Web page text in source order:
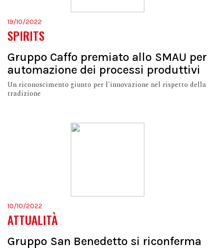
19/10/2022
SPIRITS
Gruppo Caffo premiato allo SMAU per
automazione dei processi produttivi
Un riconoscimento giunto per l'innovazione nel rispetto della
tradizione
10/10/2022
ATTUALITÀ
Gruppo San Benedetto si riconferma